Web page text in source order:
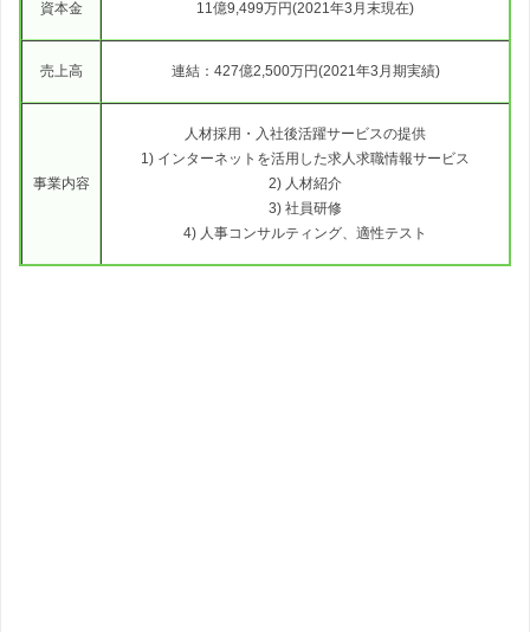
資本金 11億9,499万円(2021年3月末現在)
売上高 連結：427億2,500万円(2021年3月期実績)
事業内容
人材採用・入社後活躍サービスの提供
1) インターネットを活用した求人求職情報サービス
2) 人材紹介
3) 社員研修
4) 人事コンサルティング、適性テスト